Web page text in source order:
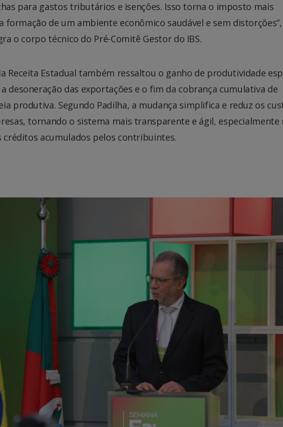
para gastos tributários e isenções. Isso torna o imposto mais
de um ambiente econômico saudável e sem distorções”,
o corpo técnico do Pré-Comitê Gestor do IBS.
Receita Estadual também ressaltou o ganho de produtividade
desoneração das exportações e o fim da cobrança cumulativa de
produtiva. Segundo Padilha, a mudança simplifica e reduz os
tornando o sistema mais transparente e ágil, especialmente
créditos acumulados pelos contribuintes.